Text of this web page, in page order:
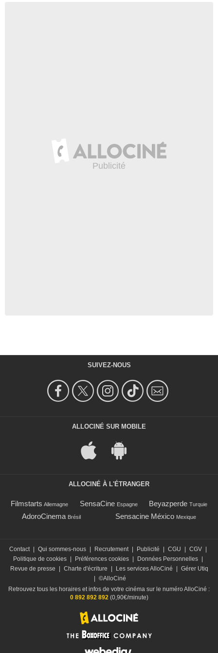
SUIVEZ-NOUS
ALLOCINÉ SUR MOBILE
ALLOCINÉ À L'ÉTRANGER
Filmstarts Allemagne SensaCine Espagne Beyazperde Turquie
AdoroCinema Brésil Sensacine México Mexique
Contact Qui sommes-nous Recrutement Publicité CGU CGV
Politique de cookies
Préférences cookies Données Personnelles
Revue de presse
Charte d'écriture Les services AlloCiné
Gérer Utiq
©AlloCiné
Retrouvez tous les horaires et infos de votre cinéma sur le numéro AlloCiné :
0 892 892 892(0,90€/minute)